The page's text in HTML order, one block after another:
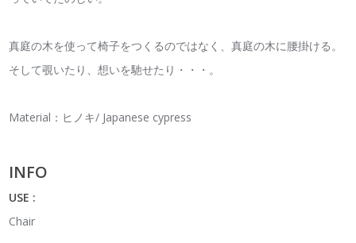
真庭の木を使って椅子をつくるのではなく、真庭の木に腰掛ける。
そして覗いたり、想いを馳せたり・・・。
Material：ヒノキ/ Japanese cypress
INFO
USE :
Chair